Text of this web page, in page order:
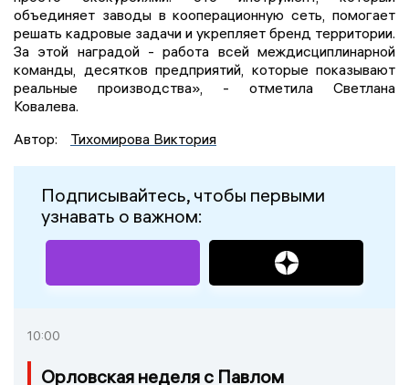
объединяет заводы в кооперационную сеть, помогает
решать кадровые задачи и укрепляет бренд территории.
За этой наградой - работа всей междисциплинарной
команды, десятков предприятий, которые показывают
реальные производства», - отметила Светлана
Ковалева.
Автор:
Тихомирова Виктория
Подписывайтесь, чтобы первыми
узнавать о важном:
10:00
Орловская неделя с Павлом